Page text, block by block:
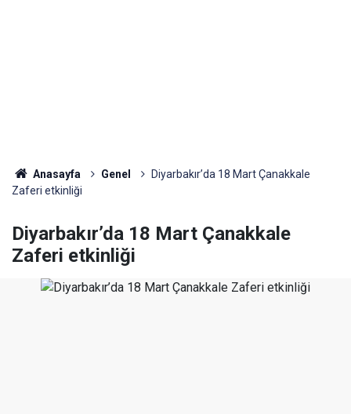
Anasayfa Genel
Diyarbakır’da 18 Mart Çanakkale
Zaferi etkinliği
Diyarbakır’da 18 Mart Çanakkale
Zaferi etkinliği